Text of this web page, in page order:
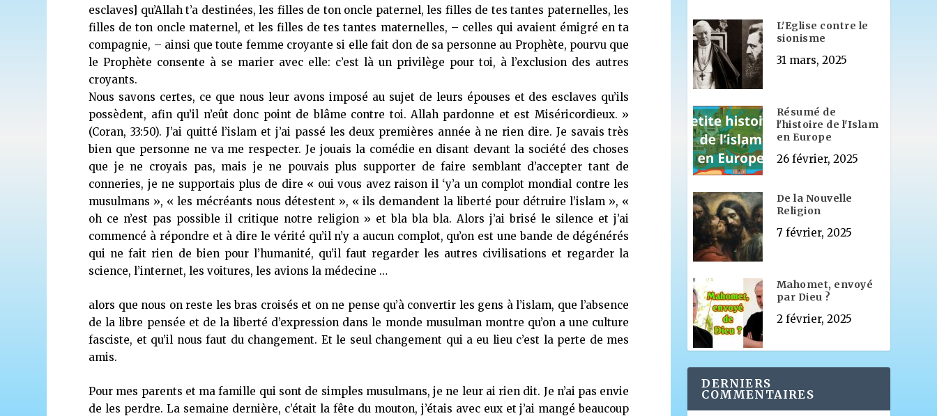
esclaves] qu’Allah t’a destinées, les filles de ton oncle paternel, les filles de tes tantes paternelles, les
filles de ton oncle maternel, et les filles de tes tantes maternelles, – celles qui avaient émigré en ta
compagnie, – ainsi que toute femme croyante si elle fait don de sa personne au Prophète, pourvu que
le Prophète consente à se marier avec elle: c’est là un privilège pour toi, à l’exclusion des autres
croyants.
Nous savons certes, ce que nous leur avons imposé au sujet de leurs épouses et des esclaves qu’ils
possèdent, afin qu’il n’eût donc point de blâme contre toi. Allah pardonne et est Miséricordieux. »
(Coran, 33:50). J’ai quitté l’islam et j’ai passé les deux premières année à ne rien dire. Je savais très
bien que personne ne va me respecter. Je jouais la comédie en disant devant la société des choses
que je ne croyais pas, mais je ne pouvais plus supporter de faire semblant d’accepter tant de
conneries, je ne supportais plus de dire « oui vous avez raison il ‘y’a un complot mondial contre les
musulmans », « les mécréants nous détestent », « ils demandent la liberté pour détruire l’islam », «
oh ce n’est pas possible il critique notre religion » et bla bla bla. Alors j’ai brisé le silence et j’ai
commencé à répondre et à dire le vérité qu’il n’y a aucun complot, qu’on est une bande de dégénérés
qui ne fait rien de bien pour l’humanité, qu’il faut regarder les autres civilisations et regarder la
science, l’internet, les voitures, les avions la médecine …
alors que nous on reste les bras croisés et on ne pense qu’à convertir les gens à l’islam, que l’absence
de la libre pensée et de la liberté d’expression dans le monde musulman montre qu’on a une culture
fasciste, et qu’il nous faut du changement. Et le seul changement qui a eu lieu c’est la perte de mes
amis.
Pour mes parents et ma famille qui sont de simples musulmans, je ne leur ai rien dit. Je n’ai pas envie
de les perdre. La semaine dernière, c’était la fête du mouton, j’étais avec eux et j’ai mangé beaucoup
L'Eglise contre le
sionisme
31 mars, 2025
Résumé de
l'histoire de l'Islam
en Europe
26 février, 2025
De la Nouvelle
Religion
7 février, 2025
Mahomet, envoyé
par Dieu ?
2 février, 2025
DERNIERS
COMMENTAIRES